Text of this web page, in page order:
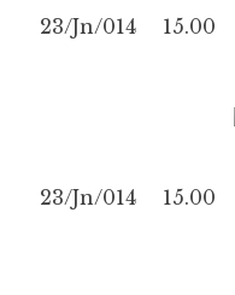
23/Jn/014 15.00
23/Jn/014 15.00